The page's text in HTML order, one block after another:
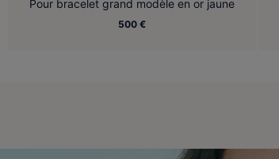
Pour bracelet grand modèle en or jaune
500 €